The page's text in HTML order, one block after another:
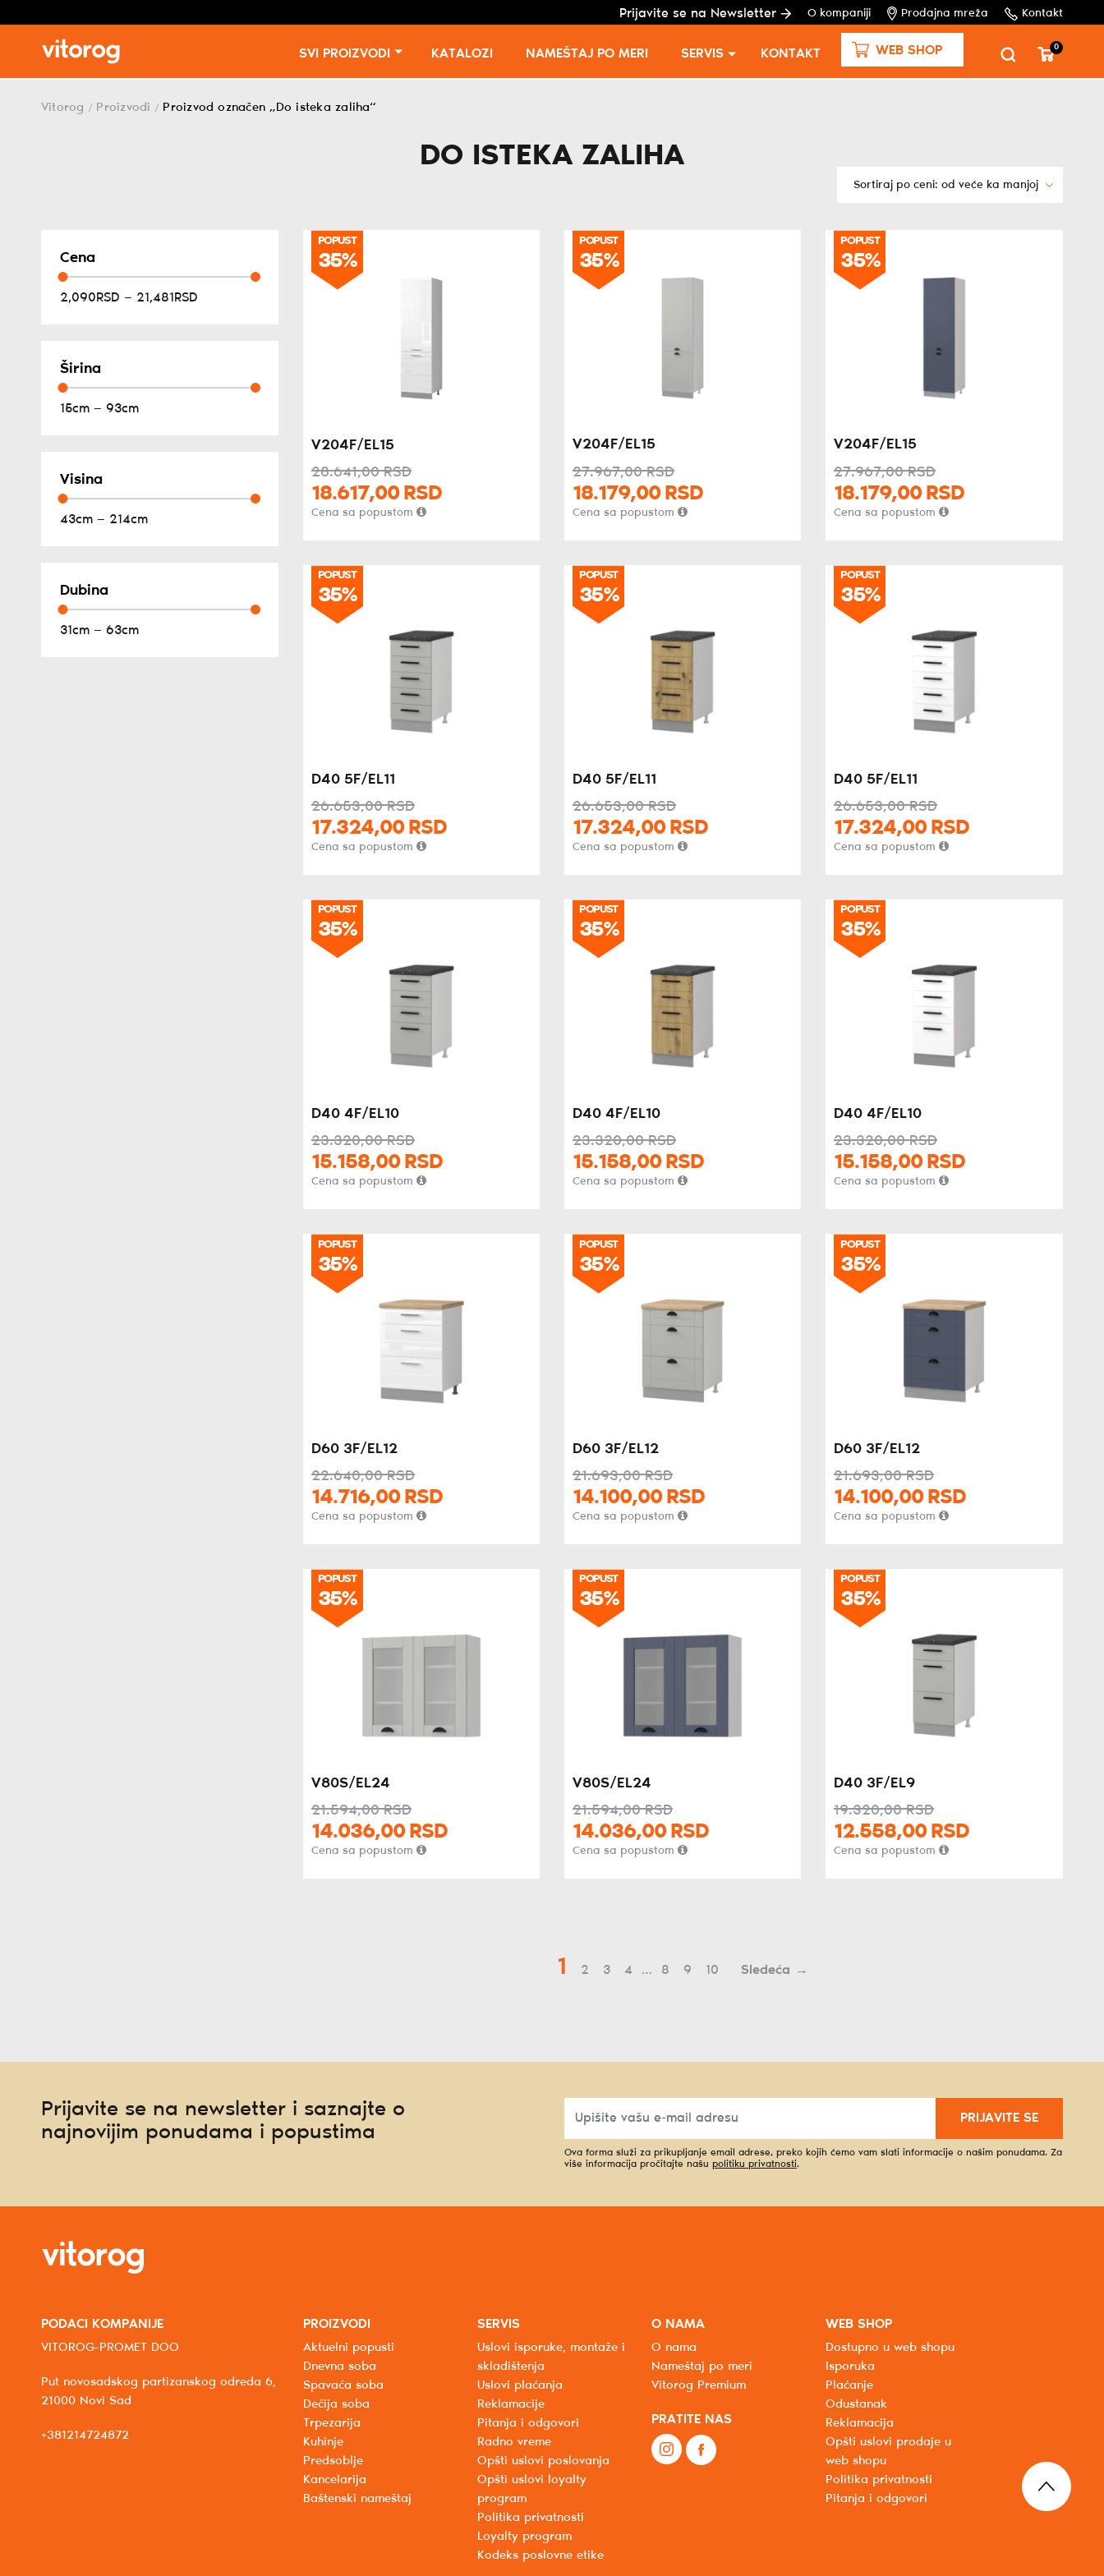
Prijavite se na Newsletter O kompaniji Prodajna mreža Kontakt
SVI PROIZVODI KATALOZI NAMEŠTAJ PO MERI SERVIS KONTAKT WEB SHOP 0
Vitorog / Proizvodi / Proizvod označen „Do isteka zaliha“
DO ISTEKA ZALIHA
Cena
2,090RSD — 21,481RSD
Širina
15cm — 93cm
Visina
43cm — 214cm
Dubina
31cm — 63cm
POPUST
35%
V204F/EL15
28.641,00 RSD
18.617,00 RSD
Cena sa popustom
POPUST
35%
V204F/EL15
27.967,00 RSD
18.179,00 RSD
Cena sa popustom
POPUST
35%
V204F/EL15
27.967,00 RSD
18.179,00 RSD
Cena sa popustom
POPUST
35%
D40 5F/EL11
26.653,00 RSD
17.324,00 RSD
Cena sa popustom
POPUST
35%
D40 5F/EL11
26.653,00 RSD
17.324,00 RSD
Cena sa popustom
POPUST
35%
D40 5F/EL11
26.653,00 RSD
17.324,00 RSD
Cena sa popustom
POPUST
35%
D40 4F/EL10
23.320,00 RSD
15.158,00 RSD
Cena sa popustom
POPUST
35%
D40 4F/EL10
23.320,00 RSD
15.158,00 RSD
Cena sa popustom
POPUST
35%
D40 4F/EL10
23.320,00 RSD
15.158,00 RSD
Cena sa popustom
POPUST
35%
D60 3F/EL12
22.640,00 RSD
14.716,00 RSD
Cena sa popustom
POPUST
35%
D60 3F/EL12
21.693,00 RSD
14.100,00 RSD
Cena sa popustom
POPUST
35%
D60 3F/EL12
21.693,00 RSD
14.100,00 RSD
Cena sa popustom
POPUST
35%
V80S/EL24
21.594,00 RSD
14.036,00 RSD
Cena sa popustom
POPUST
35%
V80S/EL24
21.594,00 RSD
14.036,00 RSD
Cena sa popustom
POPUST
35%
D40 3F/EL9
19.320,00 RSD
12.558,00 RSD
Cena sa popustom
1 2 3 4 … 8 9 10 →
Prijavite se na newsletter i saznajte o
najnovijim ponudama i popustima
PRIJAVITE SE
Ova forma služi za prikupljanje email adrese, preko kojih ćemo vam slati informacije o našim ponudama. Za
više informacija pročitajte našu politiku privatnosti.
PODACI KOMPANIJE
VITOROG-PROMET DOO
Put novosadskog partizanskog odreda 6,
21000 Novi Sad
+381214724872
PROIZVODI
Aktuelni popusti
Dnevna soba
Spavaća soba
Dečija soba
Trpezarija
Kuhinje
Predsoblje
Kancelarija
Baštenski nameštaj
SERVIS
Uslovi isporuke, montaže i
skladištenja
Uslovi plaćanja
Reklamacije
Pitanja i odgovori
Radno vreme
Opšti uslovi poslovanja
Opšti uslovi loyalty
program
Politika privatnosti
Loyalty program
Kodeks poslovne etike
O NAMA
O nama
Nameštaj po meri
Vitorog Premium
PRATITE NAS
WEB SHOP
Dostupno u web shopu
Isporuka
Plaćanje
Odustanak
Reklamacija
Opšti uslovi prodaje u
web shopu
Politika privatnosti
Pitanja i odgovori